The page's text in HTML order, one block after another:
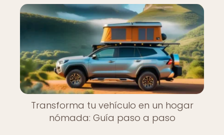
Transforma tu vehículo en un hogar
nómada: Guía paso a paso